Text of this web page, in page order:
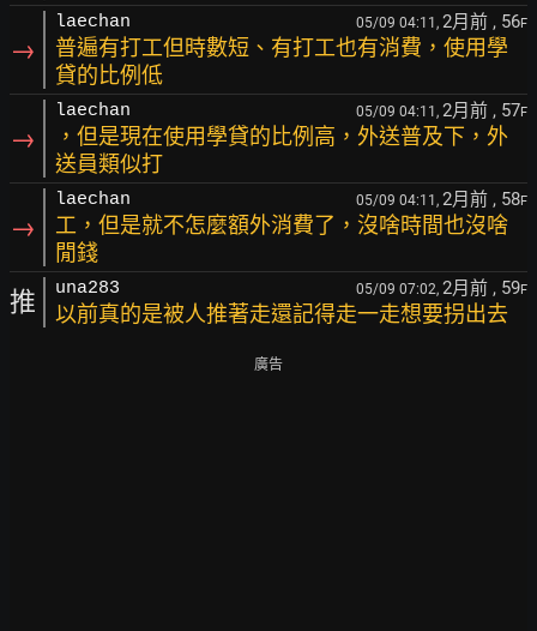
→
laechan 05/09 04:11, 2月前 , 56F
普遍有打工但時數短、有打工也有消費，使用學
貸的比例低
→
laechan 05/09 04:11, 2月前 , 57F
，但是現在使用學貸的比例高，外送普及下，外
送員類似打
→
laechan 05/09 04:11, 2月前 , 58F
工，但是就不怎麼額外消費了，沒啥時間也沒啥
閒錢
推 una283 05/09 07:02, 2月前 , 59F
以前真的是被人推著走還記得走一走想要拐出去
廣告